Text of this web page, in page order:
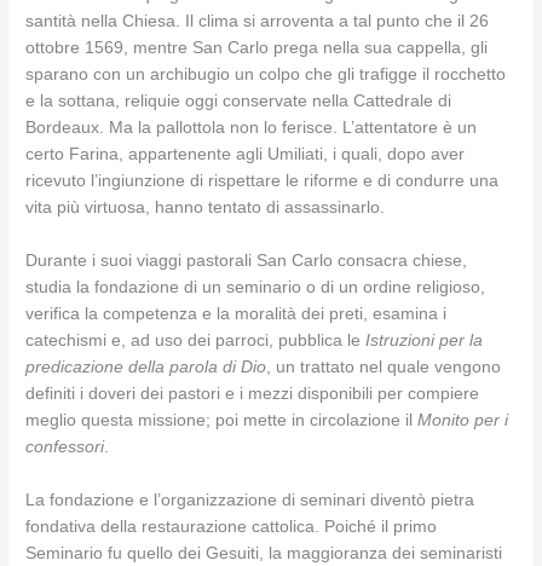
santità nella Chiesa. Il clima si arroventa a tal punto che il 26
ottobre 1569, mentre San Carlo prega nella sua cappella, gli
sparano con un archibugio un colpo che gli trafigge il rocchetto
e la sottana, reliquie oggi conservate nella Cattedrale di
Bordeaux. Ma la pallottola non lo ferisce. L’attentatore è un
certo Farina, appartenente agli Umiliati, i quali, dopo aver
ricevuto l’ingiunzione di rispettare le riforme e di condurre una
vita più virtuosa, hanno tentato di assassinarlo.
Durante i suoi viaggi pastorali San Carlo consacra chiese,
studia la fondazione di un seminario o di un ordine religioso,
verifica la competenza e la moralità dei preti, esamina i
catechismi e, ad uso dei parroci, pubblica leIstruzioni per la
predicazione della parola di Dio, un trattato nel quale vengono
definiti i doveri dei pastori e i mezzi disponibili per compiere
meglio questa missione; poi mette in circolazione ilMonito per i
confessori.
La fondazione e l’organizzazione di seminari diventò pietra
fondativa della restaurazione cattolica. Poiché il primo
Seminario fu quello dei Gesuiti, la maggioranza dei seminaristi